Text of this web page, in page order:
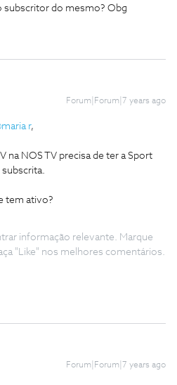
subscritor do mesmo? Obg
Forum|Forum|7 years ago
r,
na NOS TV precisa de ter a Sport
subscrita.
tem ativo?
informação relevante. Marque
"Like" nos melhores comentários.
Forum|Forum|7 years ago